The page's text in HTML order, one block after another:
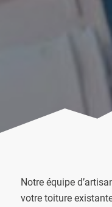
Notre équipe
votre toiture